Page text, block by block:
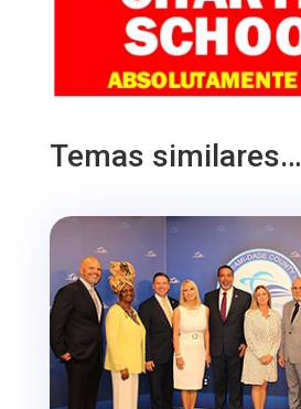
Temas similares…